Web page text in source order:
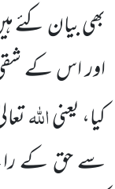
بھی بیان کئے
اور اس کے
کیا، یعنیاللہ
سے حق کے